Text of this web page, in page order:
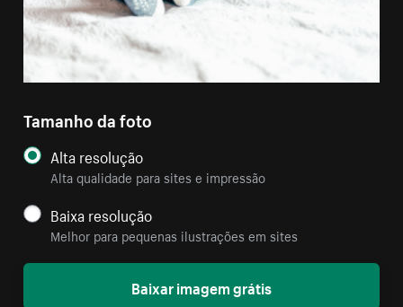
Tamanho da foto
Alta resolução
Alta qualidade para sites e impressão
Baixa resolução
Melhor para pequenas ilustrações em sites
Baixar imagem grátis